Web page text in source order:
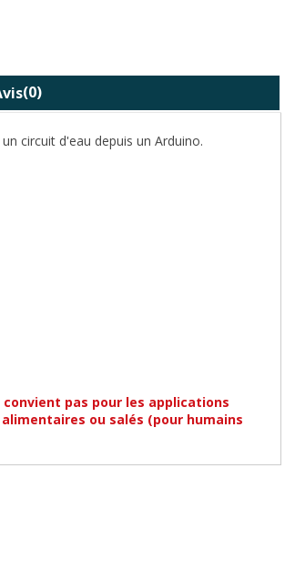
(0)
circuit d'eau depuis un Arduino.
pas pour les applications
ou salés (pour humains